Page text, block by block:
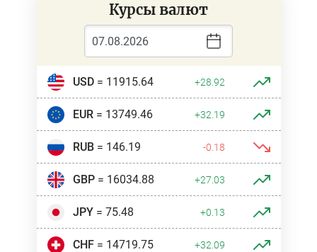
Курсы валют
USD= 11915.64 +28.92
EUR= 13749.46 +32.19
RUB= 146.19 -0.18
GBP= 16034.88 +27.03
JPY= 75.48 +0.13
CHF= 14719.75 +32.09